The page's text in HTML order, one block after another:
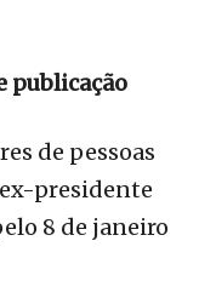
publicação
de pessoas
presidente
8 de janeiro